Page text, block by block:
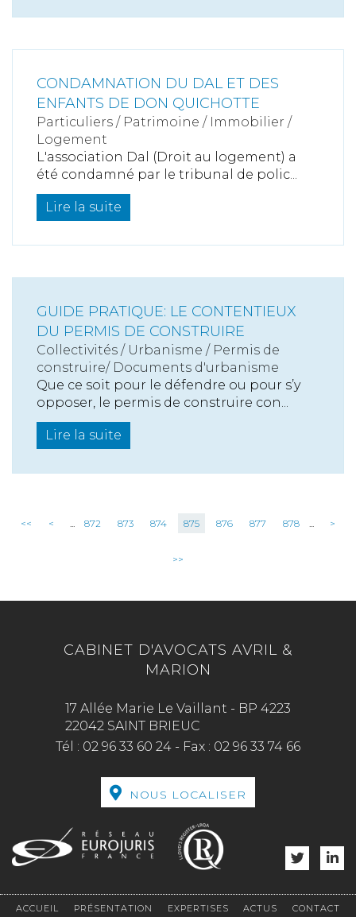
CONDAMNATION DU DAL ET DES
ENFANTS DE DON QUICHOTTE
Particuliers / Patrimoine / Immobilier /
Logement
L'association Dal (Droit au logement) a
été condamné par le tribunal de polic...
Lire la suite
GUIDE PRATIQUE: LE CONTENTIEUX
DU PERMIS DE CONSTRUIRE
Collectivités / Urbanisme / Permis de
construire/ Documents d'urbanisme
Que ce soit pour le défendre ou pour s’y
opposer, le permis de construire con...
Lire la suite
<< < ... 872 873 874 875 876 877 878 ... >
>>
CABINET D'AVOCATS AVRIL &
MARION
17 Allée Marie Le Vaillant - BP 4223
22042 SAINT BRIEUC
Tél : 02 96 33 60 24 - Fax : 02 96 33 74 66
NOUS LOCALISER
ACCUEIL PRÉSENTATION EXPERTISES ACTUS CONTACT